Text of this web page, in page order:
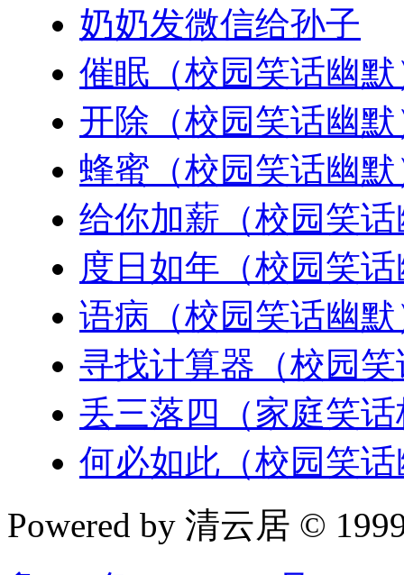
奶奶发微信给孙子
催眠（校园笑话幽默
开除（校园笑话幽默
蜂蜜（校园笑话幽默
给你加薪（校园笑
度日如年（校园笑
语病（校园笑话幽默
寻找计算器（校园
丢三落四（家庭笑
何必如此（校园笑
Powered by 清云居 ©